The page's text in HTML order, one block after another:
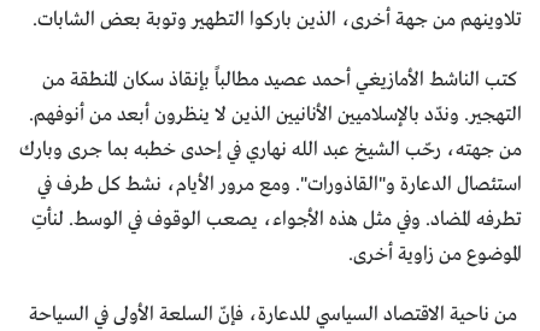
تلاوينهم من جهة أخرى، الذين باركوا التطهير وتوبة بعض الشابات.
كتب الناشط الأمازيغي أحمد عصيد مطالباً بإنقاذ سكان المنطقة من
التهجير. وندّد بالإسلاميين الأنانيين الذين لا ينظرون أبعد من أنوفهم.
من جهته، رحّب الشيخ عبد الله نهاري في إحدى خطبه بما جرى وبارك
استئصال الدعارة و"القاذورات". ومع مرور الأيام، نشط كل طرف في
تطرفه المضاد. وفي مثل هذه الأجواء، يصعب الوقوف في الوسط. لنأتِ
الموضوع من زاوية أخرى.
من ناحية الاقتصاد السياسي للدعارة، فإنّ السلعة الأولى في السياحة